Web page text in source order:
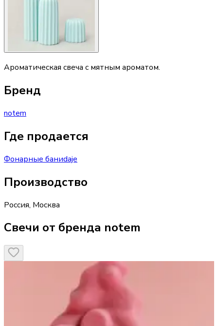
Ароматическая свеча с мятным ароматом.
Бренд
notem
Где продается
Фонарные баниdaje
Производство
Россия, Москва
Свечи от бренда notem